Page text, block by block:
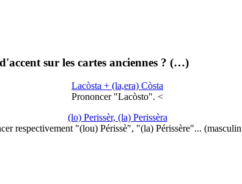
sur les cartes anciennes ? (…)
Lacòsta + (la,era) Còsta
Prononcer "Lacòsto". <
(lo) Perissèr, (la) Perissèra
respectivement "(lou) Périssè", "(la) Périssère"...